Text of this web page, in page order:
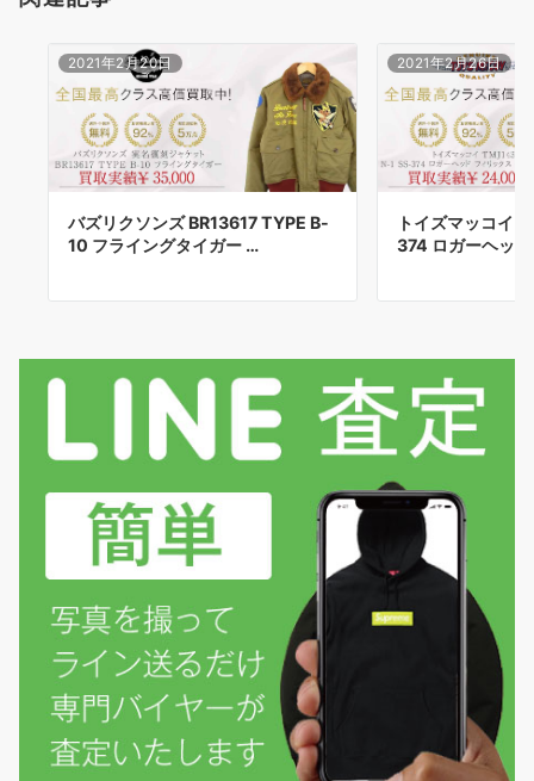
2021年2月20日
バズリクソンズ BR13617 TYPE B-
10 フライングタイガー …
2021年2月26日
トイズマッコイ
374 ロガーヘッ